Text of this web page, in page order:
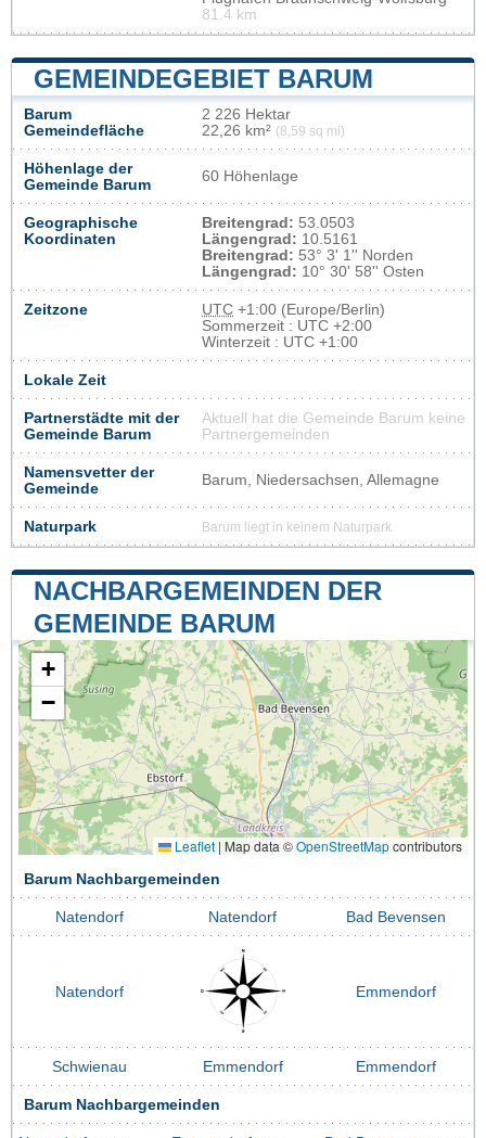
81.4 km
GEMEINDEGEBIET BARUM
Barum
Gemeindefläche
2 226 Hektar
22,26 km² (8,59 sq mi)
Höhenlage der
Gemeinde Barum
60 Höhenlage
Geographische
Koordinaten
Breitengrad: 53.0503
Längengrad: 10.5161
Breitengrad: 53° 3' 1'' Norden
Längengrad: 10° 30' 58'' Osten
Zeitzone UTC +1:00 (Europe/Berlin)
Sommerzeit : UTC +2:00
Winterzeit : UTC +1:00
Lokale Zeit
Partnerstädte mit der
Gemeinde Barum
Aktuell hat die Gemeinde Barum keine
Partnergemeinden
Namensvetter der
Gemeinde
Barum, Niedersachsen, Allemagne
Naturpark Barum liegt in keinem Naturpark
NACHBARGEMEINDEN DER
GEMEINDE BARUM
+
−
Leaflet | Map data ©OpenStreetMapcontributors
Barum Nachbargemeinden
Natendorf Natendorf Bad Bevensen
Natendorf Emmendorf
Schwienau Emmendorf Emmendorf
Barum Nachbargemeinden